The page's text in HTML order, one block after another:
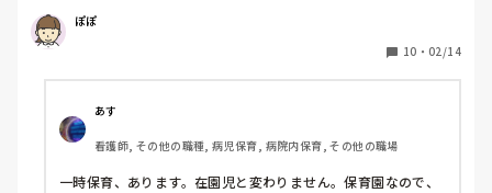
出勤して行ったことを園長に話しても、そうなんだー
くらいだったこともびっくりしました。
働く人を否定しているのではないんです。
思い切って職場を変えるのもありかと思います。
納得のできる決断ができますように！
在園児と対応はそんなに変わらないですか？
ぽぽ
10 ・ 02/14
あす
看護師, その他の職種, 病児保育, 病院内保育, その他の職場
一時保育、あります。在園児と変わりません。保育園なので、